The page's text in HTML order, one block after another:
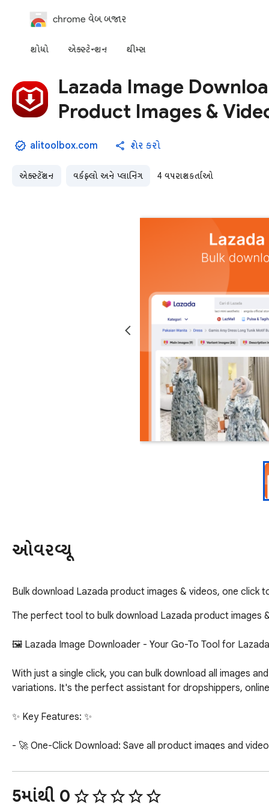
chrome વેબ બજાર
શોધો એક્સ્ટેન્શન થીમ્સ
Lazada Image
Product Images &
alitoolbox.com શેર કરો
એક્સ્ટેંશન વર્કફ્લો અને પ્લાનિંગ 4 વપરાશકર્તાઓ
ઓવરવ્યૂ
Bulk download Lazada product images & videos, one click
The perfect tool to bulk download Lazada product images
🖼️ Lazada Image Downloader - Your Go-To Tool for
With just a single click, you can bulk download all images
variations. It's the perfect assistant for dropshippers,
✨ Key Features: ✨
- 🚀 One-Click Download: Save all product images and
- 📹 Video Support: Not just images! Download high-quality
- 🌐 Multi-Country Support: Works seamlessly across all
- 🖱️ Simple & Easy to Use: A clean and intuitive interface
5માંથી 0